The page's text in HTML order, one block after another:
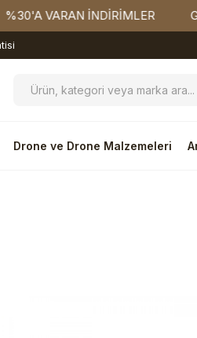
VARAN İNDİRİMLER
Drone ve Drone Malzemeleri